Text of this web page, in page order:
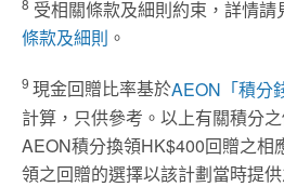
8 受相關條款及細則約束，詳情請
條款及細則 。
9 現金回贈比率基於AEON 「積分
計算，只供參考。以上有關積分
AEON積分換領HK$400回贈之相
領之回贈的選擇以該計劃當時提